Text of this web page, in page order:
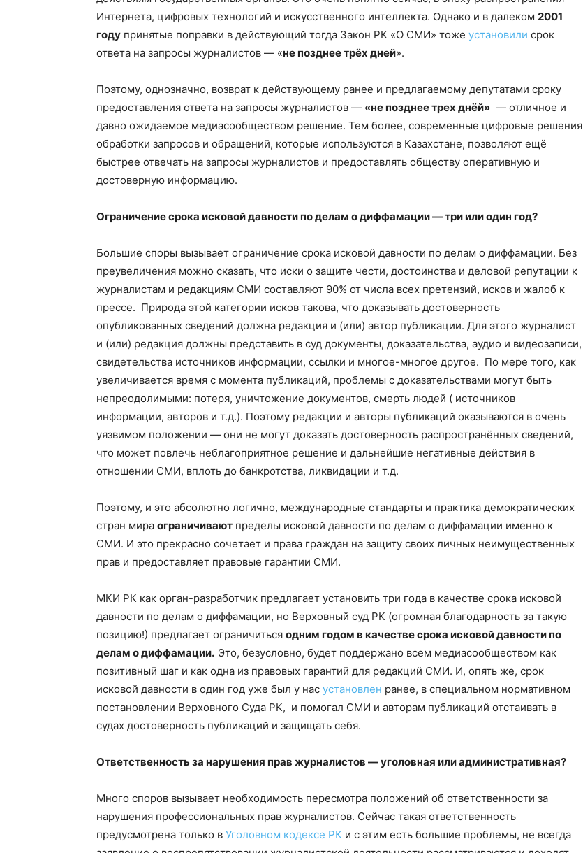
Интернета, цифровых технологий и искусственного интеллекта. Однако и в далеком 2001
году принятые поправки в действующий тогда Закон РК «О СМИ» тоже установили срок
ответа на запросы журналистов — «не позднее трёх дней».
Поэтому, однозначно, возврат к действующему ранее и предлагаемому депутатами сроку
предоставления ответа на запросы журналистов — «не позднее трех днёй» — отличное и
давно ожидаемое медиасообществом решение. Тем более, современные цифровые решения
обработки запросов и обращений, которые используются в Казахстане, позволяют ещё
быстрее отвечать на запросы журналистов и предоставлять обществу оперативную и
достоверную информацию.
Ограничение срока исковой давности по делам о диффамации — три или один год?
Большие споры вызывает ограничение срока исковой давности по делам о диффамации. Без
преувеличения можно сказать, что иски о защите чести, достоинства и деловой репутации к
журналистам и редакциям СМИ составляют 90% от числа всех претензий, исков и жалоб к
прессе. Природа этой категории исков такова, что доказывать достоверность
опубликованных сведений должна редакция и (или) автор публикации. Для этого журналист
и (или) редакция должны представить в суд документы, доказательства, аудио и видеозаписи,
свидетельства источников информации, ссылки и многое-многое другое. По мере того, как
увеличивается время с момента публикаций, проблемы с доказательствами могут быть
непреодолимыми: потеря, уничтожение документов, смерть людей ( источников
информации, авторов и т.д.). Поэтому редакции и авторы публикаций оказываются в очень
уязвимом положении — они не могут доказать достоверность распространённых сведений,
что может повлечь неблагоприятное решение и дальнейшие негативные действия в
отношении СМИ, вплоть до банкротства, ликвидации и т.д.
Поэтому, и это абсолютно логично, международные стандарты и практика демократических
стран мира ограничивают пределы исковой давности по делам о диффамации именно к
СМИ. И это прекрасно сочетает и права граждан на защиту своих личных неимущественных
прав и предоставляет правовые гарантии СМИ.
МКИ РК как орган-разработчик предлагает установить три года в качестве срока исковой
давности по делам о диффамации, но Верховный суд РК (огромная благодарность за такую
позицию!) предлагает ограничиться одним годом в качестве срока исковой давности по
делам о диффамации. Это, безусловно, будет поддержано всем медиасообществом как
позитивный шаг и как одна из правовых гарантий для редакций СМИ. И, опять же, срок
исковой давности в один год уже был у нас установлен ранее, в специальном нормативном
постановлении Верховного Суда РК, и помогал СМИ и авторам публикаций отстаивать в
судах достоверность публикаций и защищать себя.
Ответственность за нарушения прав журналистов — уголовная или административная?
Много споров вызывает необходимость пересмотра положений об ответственности за
нарушения профессиональных прав журналистов. Сейчас такая ответственность
предусмотрена только в Уголовном кодексе РК и с этим есть большие проблемы, не всегда